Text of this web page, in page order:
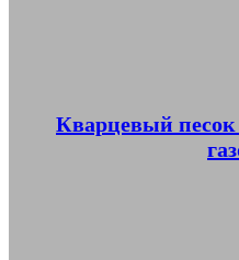
Кварцевый песок